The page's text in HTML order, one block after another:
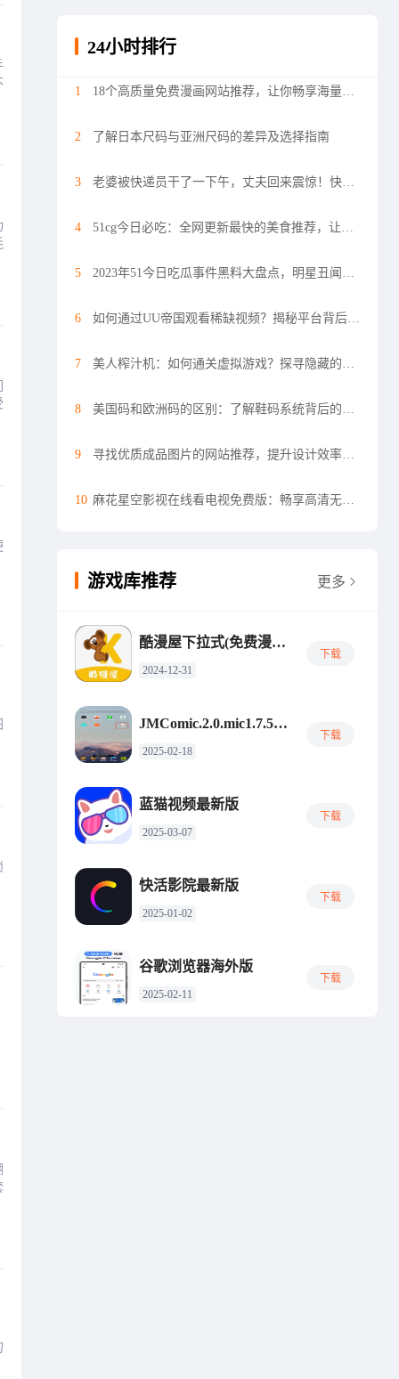
24小时排行
1 18个高质量免费漫画网站推荐，让你畅享海量漫画资源
2 了解日本尺码与亚洲尺码的差异及选择指南
3 老婆被快递员干了一下午，丈夫回来震惊！快递员在家停留太长时间，究竟发生了什么？
4 51cg今日必吃：全网更新最快的美食推荐，让你每天都有新选择
5 2023年51今日吃瓜事件黑料大盘点，明星丑闻和网络风波揭秘
6 如何通过UU帝国观看稀缺视频？揭秘平台背后的独特资源与优势
7 美人榨汁机：如何通关虚拟游戏？探寻隐藏的关卡与秘诀
8 美国码和欧洲码的区别：了解鞋码系统背后的差异
9 寻找优质成品图片的网站推荐，提升设计效率和质量
10 麻花星空影视在线看电视免费版：畅享高清无广告观看体验
游戏库推荐 更多
酷漫屋下拉式(免费漫画)再见我的国王
2024-12-31
下载
JMComic.2.0.mic1.7.5最新版
2025-02-18
下载
蓝猫视频最新版
2025-03-07
下载
快活影院最新版
2025-01-02
下载
谷歌浏览器海外版
2025-02-11
下载